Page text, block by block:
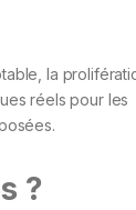
la
réels pour les
?